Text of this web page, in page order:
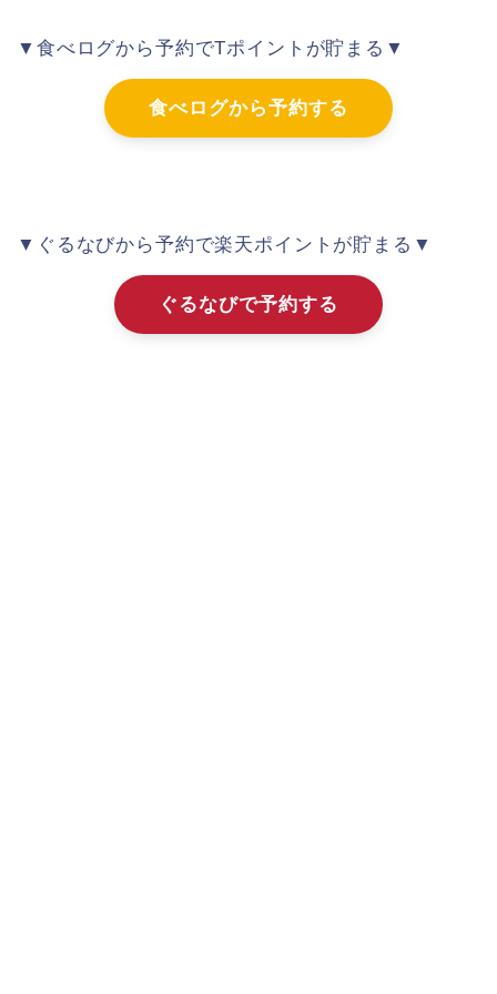
▼食べログから予約でTポイントが貯まる▼
食べログから予約する
▼ぐるなびから予約で楽天ポイントが貯まる▼
ぐるなびで予約する